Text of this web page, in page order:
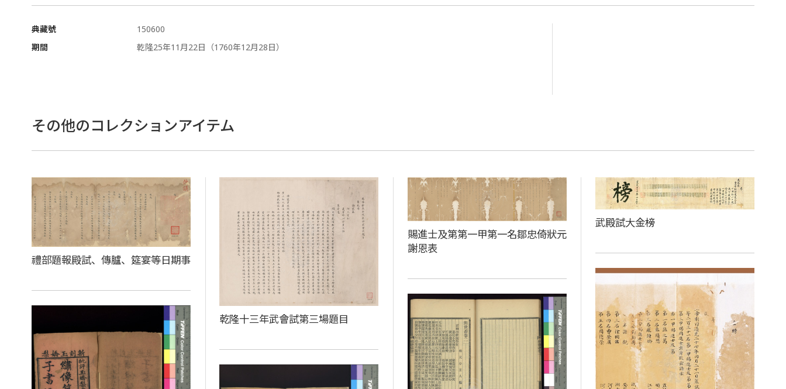
典藏號
150600
期間
乾隆25年11月22日（1760年12月28日）
その他のコレクションアイテム
禮部題報殿試、傳臚、筵宴等日期事
乾隆十三年武會試第三場題目
賜進士及第第一甲第一名鄒忠倚狀元
謝恩表
武殿試大金榜